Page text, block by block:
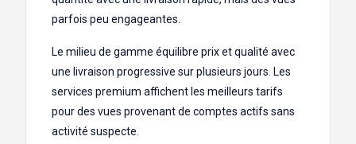
parfois peu engageantes.
Le milieu de gamme équilibre prix et qualité avec
une livraison progressive sur plusieurs jours. Les
services premium affichent les meilleurs tarifs
pour des vues provenant de comptes actifs sans
activité suspecte.